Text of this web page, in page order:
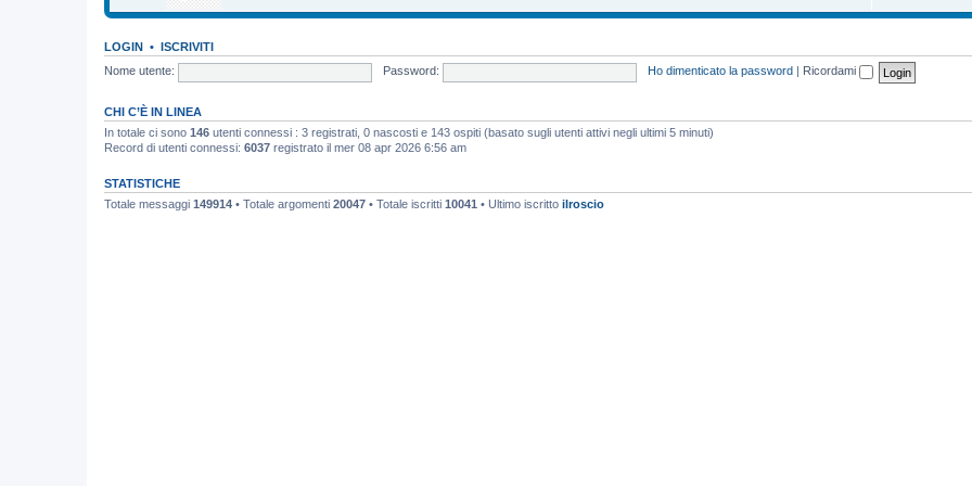
LOGIN • ISCRIVITI
Nome utente:
Password: Ho dimenticato la password Ricordami
CHI C’È IN LINEA
In totale ci sono 146 utenti connessi : 3 registrati, 0 nascosti e 143 ospiti (basato sugli utenti attivi negli ultimi 5 minuti)
Record di utenti connessi: 6037 registrato il mer 08 apr 2026 6:56 am
STATISTICHE
Totale messaggi 149914 • Totale argomenti 20047 • Totale iscritti 10041 • Ultimo iscritto ilroscio